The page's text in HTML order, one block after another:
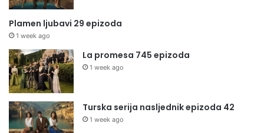
Plamen ljubavi 29 epizoda
1 week ago
La promesa 745 epizoda
1 week ago
Turska serija nasljednik epizoda 42
1 week ago